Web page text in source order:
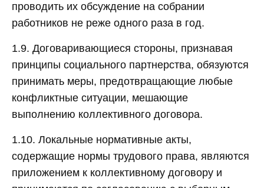
проводить их обсуждение на собрании
работников не реже одного раза в год.
1.9. Договаривающиеся стороны, признавая
принципы социального партнерства, обязуются
принимать меры, предотвращающие любые
конфликтные ситуации, мешающие
выполнению коллективного договора.
1.10. Локальные нормативные акты,
содержащие нормы трудового права, являются
приложением к коллективному договору и